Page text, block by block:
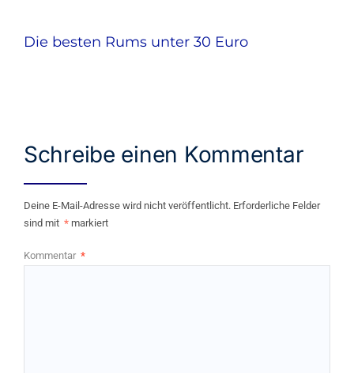
Die besten Rums unter 30 Euro
Schreibe einen Kommentar
Deine E-Mail-Adresse wird nicht veröffentlicht. Erforderliche Felder
sind mit * markiert
Kommentar *